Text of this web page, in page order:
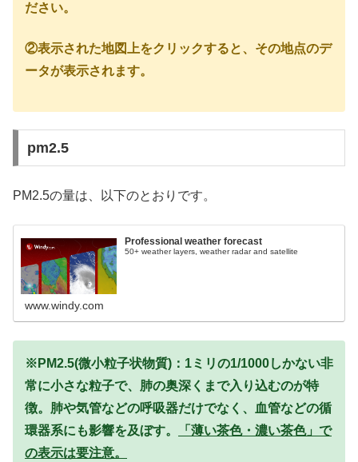
ださい。
②表示された地図上をクリックすると、その地点のデ
ータが表示されます。
pm2.5
PM2.5の量は、以下のとおりです。
Professional weather forecast
50+ weather layers, weather radar and satellite
www.windy.com
※PM2.5(微小粒子状物質)：1ミリの1/1000しかない非
常に小さな粒子で、肺の奥深くまで入り込むのが特
徴。肺や気管などの呼吸器だけでなく、血管などの循
環器系にも影響を及ぼす。
「薄い茶色・濃い茶色」で
の表示は要注意。